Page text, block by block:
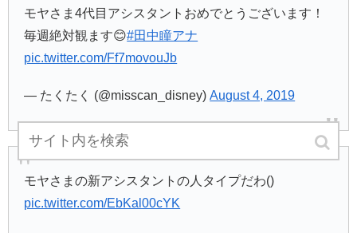
モヤさま4代目アシスタントおめでとうございます！
毎週絶対観ます😊#田中瞳アナ
pic.twitter.com/Ff7movouJb
— たくたく (@misscan_disney)August 4, 2019
モヤさまの新アシスタントの人タイプだわ()
pic.twitter.com/EbKal00cYK